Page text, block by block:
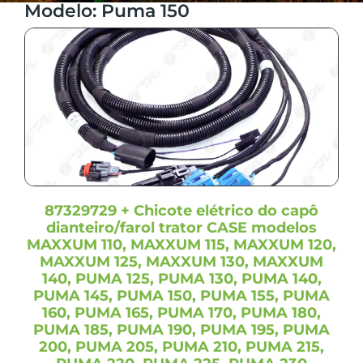
6205J(1)
6210J(1)
624(2)
6320(1)
6415(1)
6420(1)
(2)
(1)
6615(1)
6620(1)
6715(1)
6920(1)
6J-1654(1)
6J-1704(1)
6J-1854(1)
6J-1904 (1)
Bombas partida(1)
Cabine(7)
Cabine chassi
Cabo de bateria negativo (1)
Cabo de bateria positivo do alternador(1)
Caixa de fusíveis(4)
Can Wishbone Draft(1)
Can Wishbone Long(1)
Capa palha dianteira
Capa palha traseira(1)
Capô e faróis (1)
Central elétrica (2)
Chassi(10)
Chassi dianteiro(3)
Chassi MFWD T2(1)
Chassi MFWD T3(1)
Modelo: Puma 150
87329729 + Chicote elétrico do capô
dianteiro/farol trator CASE modelos
MAXXUM 110, MAXXUM 115, MAXXUM 120,
MAXXUM 125, MAXXUM 130, MAXXUM
140, PUMA 125, PUMA 130, PUMA 140,
PUMA 145, PUMA 150, PUMA 155, PUMA
160, PUMA 165, PUMA 170, PUMA 180,
PUMA 185, PUMA 190, PUMA 195, PUMA
200, PUMA 205, PUMA 210, PUMA 215,